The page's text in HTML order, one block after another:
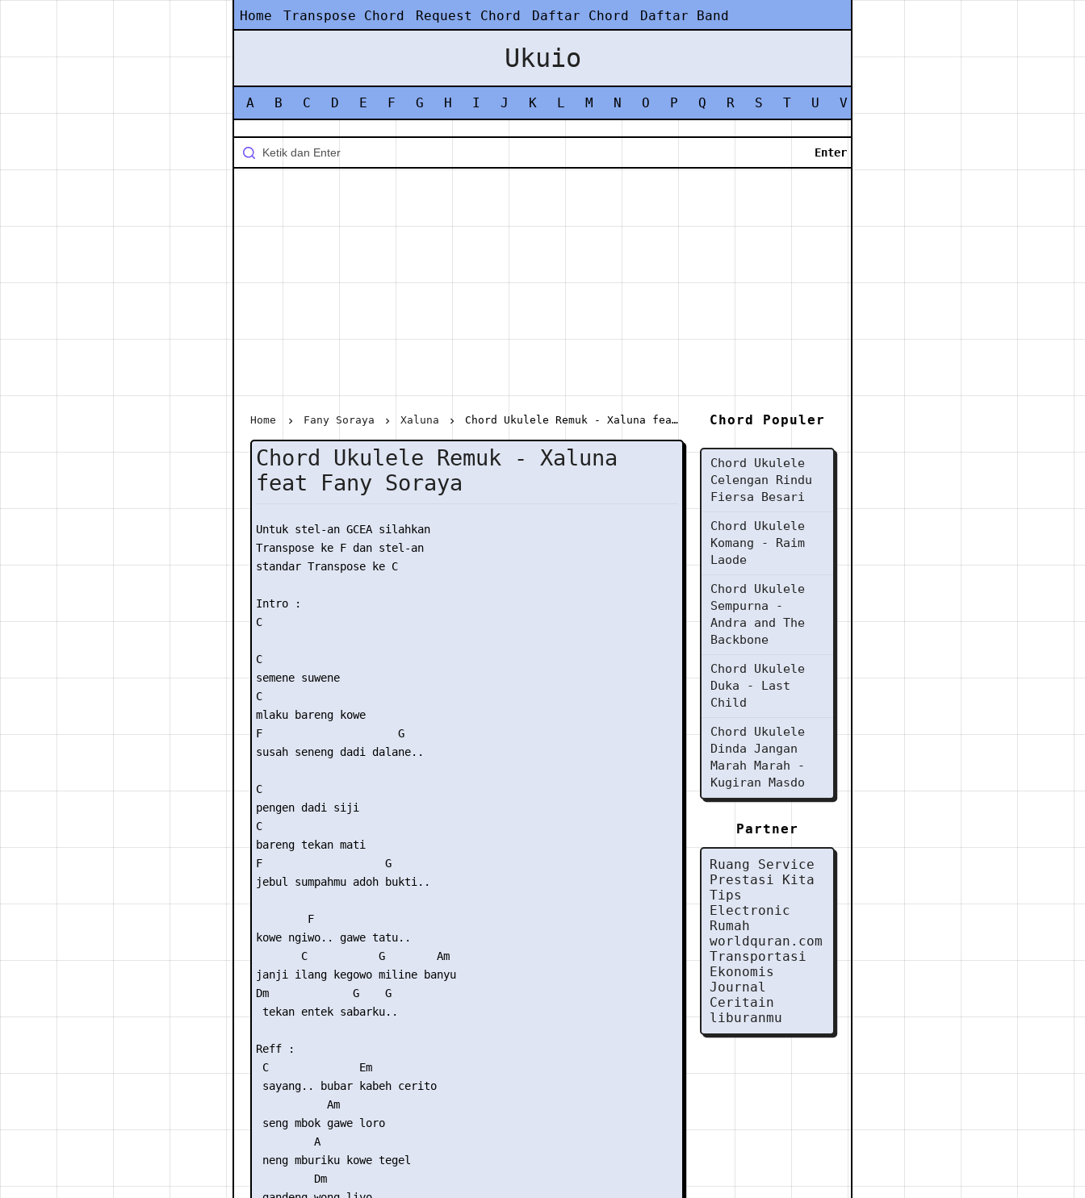
Home Transpose Chord Request Chord Daftar Chord Daftar Band
Ukuio
A B C D E F G H I J K L M N O P Q R S T U V
Home Fany Soraya Xaluna Chord Ukulele Remuk - Xaluna feat Fany Soraya
Chord Ukulele Remuk - Xaluna
feat Fany Soraya
Untuk stel-an GCEA silahkan
Transpose ke F dan stel-an
standar Transpose ke C
Intro :
C
C
semene suwene
C
mlaku bareng kowe
F                     G
susah seneng dadi dalane..
C
pengen dadi siji
C
bareng tekan mati
F                   G
jebul sumpahmu adoh bukti..
        F
kowe ngiwo.. gawe tatu..
       C           G        Am
janji ilang kegowo miline banyu
Dm             G    G
tekan entek sabarku..
Reff :
C              Em
sayang.. bubar kabeh cerito
           Am
seng mbok gawe loro
         A
neng mburiku kowe tegel
         Dm
Chord Populer
Chord Ukulele
Celengan Rindu
Fiersa Besari
Chord Ukulele
Komang - Raim
Laode
Chord Ukulele
Sempurna -
Andra and The
Backbone
Chord Ukulele
Duka - Last
Child
Chord Ukulele
Dinda Jangan
Marah Marah -
Kugiran Masdo
Partner
Ruang Service
Prestasi Kita
Tips
Electronic
Rumah
worldquran.com
Transportasi
Ekonomis
Journal
Ceritain
liburanmu